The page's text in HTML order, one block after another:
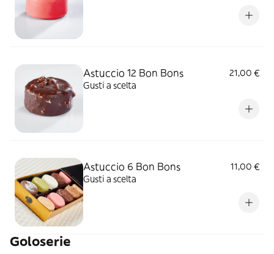
Astuccio 12 Bon Bons
21,00 €
Gusti a scelta
Astuccio 6 Bon Bons
11,00 €
Gusti a scelta
Goloserie